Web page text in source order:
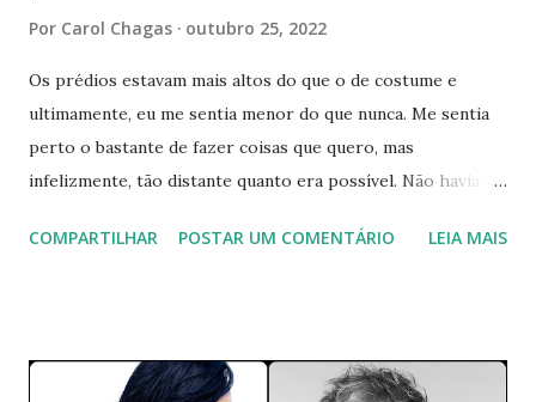
Por Carol Chagas outubro 25, 2022
Os prédios estavam mais altos do que o de costume e
ultimamente, eu me sentia menor do que nunca. Me sentia
perto o bastante de fazer coisas que quero, mas
infelizmente, tão distante quanto era possível. Não haviam
eu me sentia presa e predadora do que quer que estivesse
nada mais parecia estar definido. E isso me definhava aos
COMPARTILHAR POSTAR UM COMENTÁRIO LEIA MAIS